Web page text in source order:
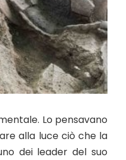
Lo pensavano
alla luce ciò che la
dei leader del suo